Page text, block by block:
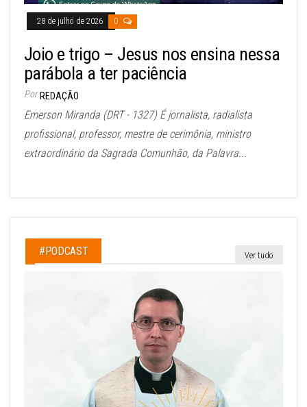
28 de julho de 2026 0
Joio e trigo – Jesus nos ensina nessa
parábola a ter paciência
Por REDAÇÃO
Emerson Miranda (DRT - 1327) É jornalista, radialista
profissional, professor, mestre de cerimônia, ministro
extraordinário da Sagrada Comunhão, da Palavra...
#PODCAST Ver tudo